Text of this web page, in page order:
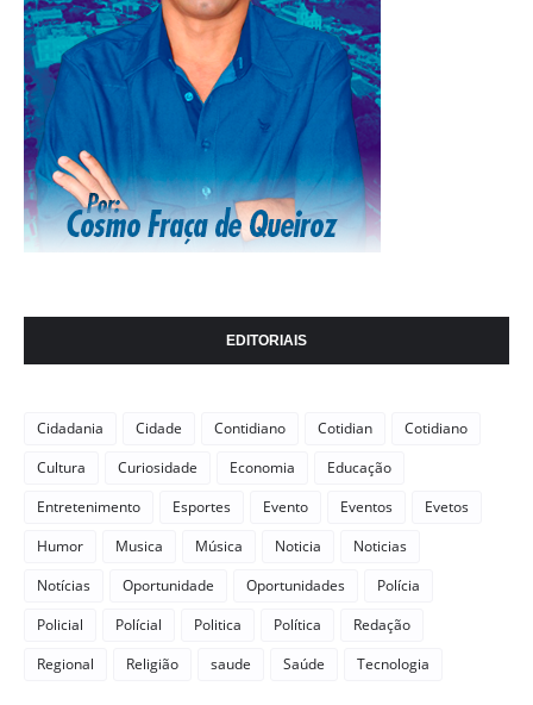
EDITORIAIS
Cidadania Cidade Contidiano Cotidian
Cotidiano
Cultura
Curiosidade Economia
Educação
Entretenimento
Esportes Evento Eventos
Evetos
Humor
Musica Música Noticia
Noticias
Notícias
Oportunidade Oportunidades
Polícia
Policial
Polícial Politica Política
Redação
Regional
Religião saude Saúde Tecnologia